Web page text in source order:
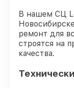
В нашем СЦ
ремонт для
строятся на
качества.